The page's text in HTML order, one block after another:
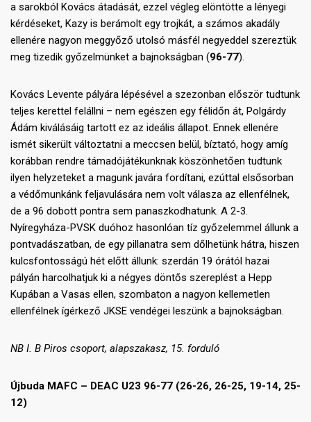
a sarokból Kovács átadását, ezzel végleg elöntötte a lényegi
kérdéseket, Kazy is berámolt egy trojkát, a számos akadály
ellenére nagyon meggyőző utolsó másfél negyeddel szereztük
meg tizedik győzelmünket a bajnokságban (96-77).
Kovács Levente pályára lépésével a szezonban először tudtunk
teljes kerettel felállni – nem egészen egy félidőn át, Polgárdy
Ádám kiválásáig tartott ez az ideális állapot. Ennek ellenére
ismét sikerült változtatni a meccsen belül, bíztató, hogy amíg
korábban rendre támadójátékunknak köszönhetően tudtunk
ilyen helyzeteket a magunk javára fordítani, ezúttal elsősorban
a védőmunkánk feljavulására nem volt válasza az ellenfélnek,
de a 96 dobott pontra sem panaszkodhatunk. A 2-3.
Nyíregyháza-PVSK duóhoz hasonlóan tíz győzelemmel állunk a
pontvadászatban, de egy pillanatra sem dőlhetünk hátra, hiszen
kulcsfontosságú hét előtt állunk: szerdán 19 órától hazai
pályán harcolhatjuk ki a négyes döntős szereplést a Hepp
Kupában a Vasas ellen, szombaton a nagyon kellemetlen
ellenfélnek ígérkező JKSE vendégei leszünk a bajnokságban.
NB I. B Piros csoport, alapszakasz, 15. forduló
Újbuda MAFC – DEAC U23 96-77 (26-26, 26-25, 19-14, 25-
12)